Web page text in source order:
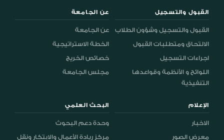
القبول والتسجيل
القبول والتسجيل وشؤون الطلاب
الالتحاق ومتطلبات القبول
اجراءات التسجيل
اللوائح و الأنظمة وقواعدها
التنفيذية
عن الجامعة
عن الجامعة
الخطة الاستراتيجية
خصائص الخريج
مجلس الجامعة
الإعلام
الاخبار
معرض الصور
البحث العلمي
وحدة دعم البحوث
مركز ريادة الأعمال والابتكار ونقل